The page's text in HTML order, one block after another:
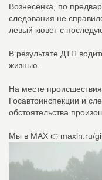
Вознесенка, по
следования не
левый кювет с
В результате ДТП
жизнью.
На месте
Госавтоинспекции и
обстоятельства
Мы в МАХ 👉maxln.ru/